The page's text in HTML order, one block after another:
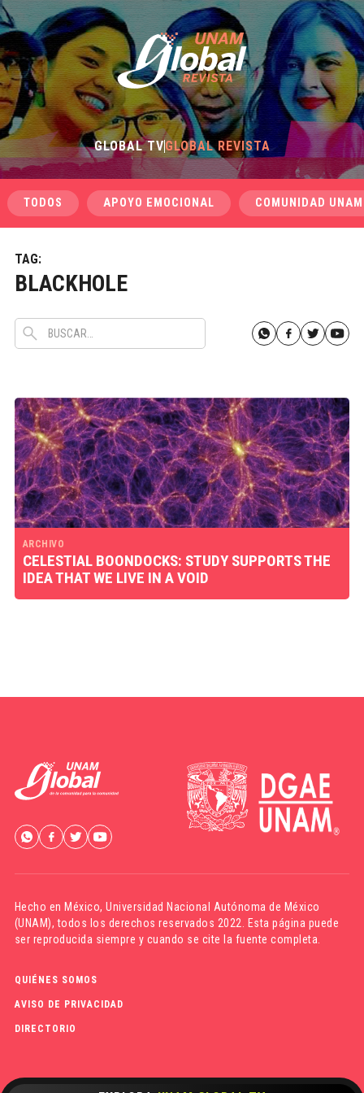
GLOBAL TVGLOBAL REVISTA
TODOS APOYO EMOCIONAL COMUNIDAD UNAM
TAG:
BLACKHOLE
ARCHIVO
CELESTIAL BOONDOCKS: STUDY SUPPORTS THE
IDEA THAT WE LIVE IN A VOID
Hecho en México,Universidad Nacional Autónoma de México
(UNAM), todos los derechos reservados 2022. Esta página puede
ser reproducida siempre y cuando se cite la fuente completa.
QUIÉNES SOMOS
AVISO DE PRIVACIDAD
DIRECTORIO